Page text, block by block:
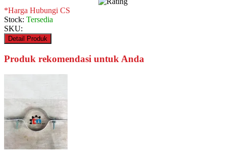
*Harga Hubungi CS
Stock: Tersedia
SKU:
Detail Produk
Produk rekomendasi untuk Anda